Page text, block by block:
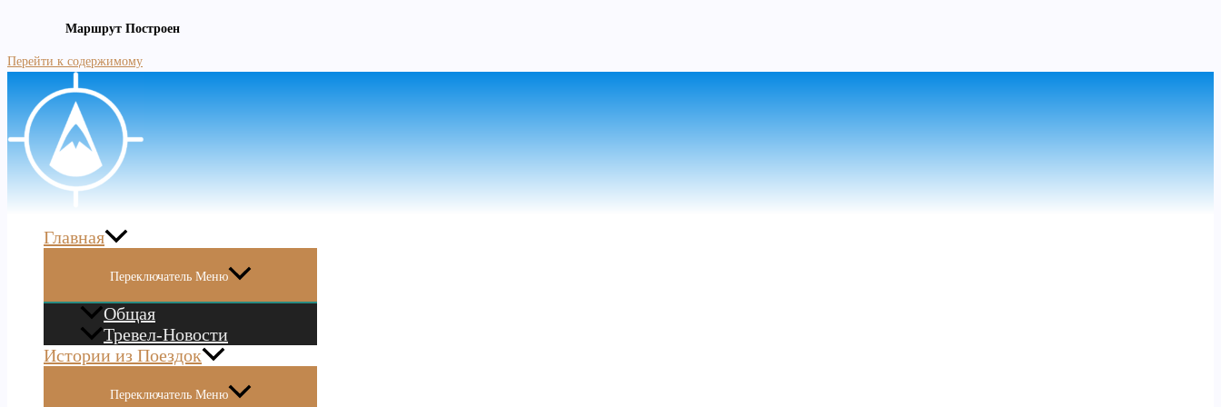
Маршрут Построен
Перейти к содержимому
Главная
Переключатель Меню
Общая
Тревел-Новости
Истории из Поездок
Переключатель Меню